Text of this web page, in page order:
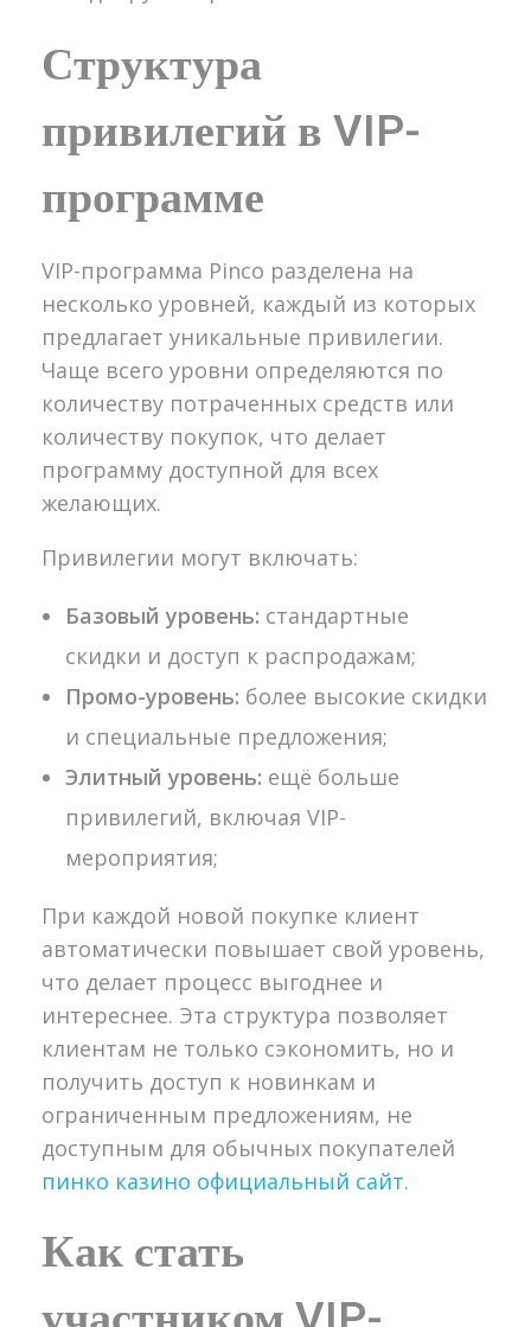
Структура
привилегий в VIP-
программе
VIP-программа Pinco разделена на
несколько уровней, каждый из которых
предлагает уникальные привилегии.
Чаще всего уровни определяются по
количеству потраченных средств или
количеству покупок, что делает
программу доступной для всех
желающих.
Привилегии могут включать:
Базовый уровень: стандартные
скидки и доступ к распродажам;
Промо-уровень: более высокие скидки
и специальные предложения;
Элитный уровень: ещё больше
привилегий, включая VIP-
мероприятия;
При каждой новой покупке клиент
автоматически повышает свой уровень,
что делает процесс выгоднее и
интереснее. Эта структура позволяет
клиентам не только сэкономить, но и
получить доступ к новинкам и
ограниченным предложениям, не
доступным для обычных покупателей
пинко казино официальный сайт.
Как стать